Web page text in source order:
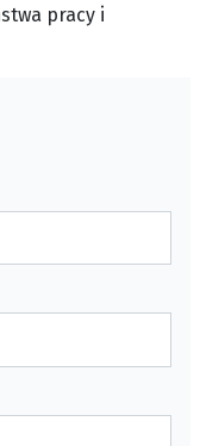
pracy i